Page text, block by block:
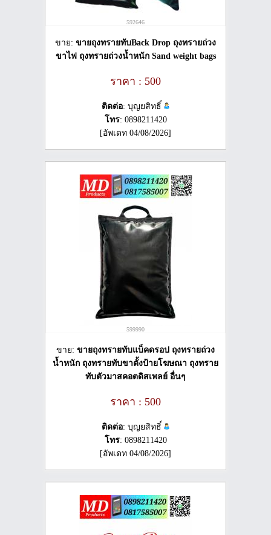
592646
ขาย: ขายถุงทรายทับBack Drop ถุงทรายถ่วง
ขาไฟ ถุงทรายถ่วงน้ำหนัก Sand weight bags
ราคา : 500
ติดต่อ: บุญยสิทธิ์
โทร: 0898211420
[อัพเดท 04/08/2026]
599990
ขาย: ขายถุงทรายทับแบ็คดรอป ถุงทรายถ่วง
น้ำหนัก ถุงทรายทับขาตั้งป้ายโฆษณา ถุงทราย
ทับตัวมาสคอตดิสเพลย์ อื่นๆ
ราคา : 500
ติดต่อ: บุญยสิทธิ์
โทร: 0898211420
[อัพเดท 04/08/2026]